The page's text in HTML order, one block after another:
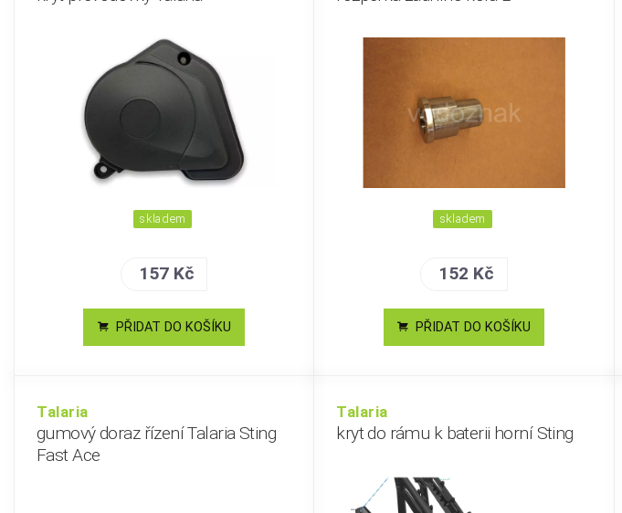
skladem
157 Kč
PŘIDAT DO KOŠÍKU
skladem
152 Kč
PŘIDAT DO KOŠÍKU
Talaria
gumový doraz řízení Talaria Sting
Fast Ace
Talaria
kryt do rámu k baterii horní Sting